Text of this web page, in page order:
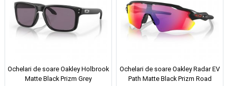
Ochelari de soare Oakley Holbrook
Matte Black Prizm Grey
Ochelari de soare Oakley Radar EV
Path Matte Black Prizm Road